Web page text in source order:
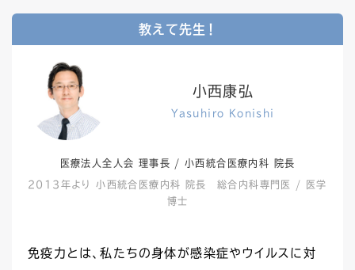
教えて先生！
小西康弘
Yasuhiro Konishi
医療法人全人会 理事長 / 小西統合医療内科 院長
2013年より 小西統合医療内科 院長 総合内科専門医 / 医学
博士
免疫力とは、私たちの身体が感染症やウイルスに対